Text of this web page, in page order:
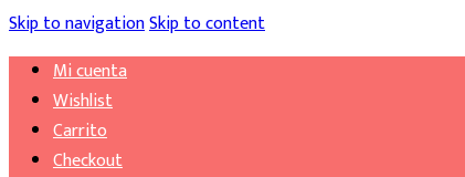
Skip to navigationSkip to content
Mi cuenta
Wishlist
Carrito
Checkout